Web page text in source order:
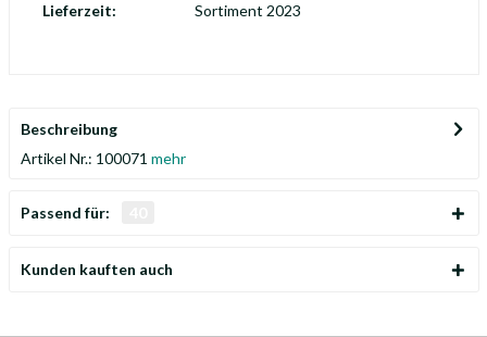
Lieferzeit:
Sortiment 2023
Beschreibung
Artikel Nr.: 100071 mehr
Passend für:
Kunden kauften auch